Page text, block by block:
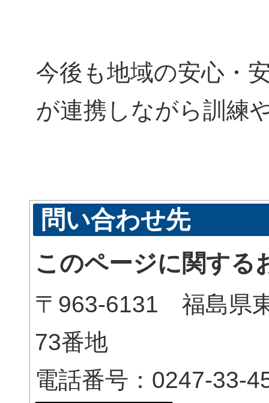
今後も地域の安心・
が連携しながら訓
問い合わせ先
このページに関する
〒963-6131 福島県
73番地
電話番号：0247-33-